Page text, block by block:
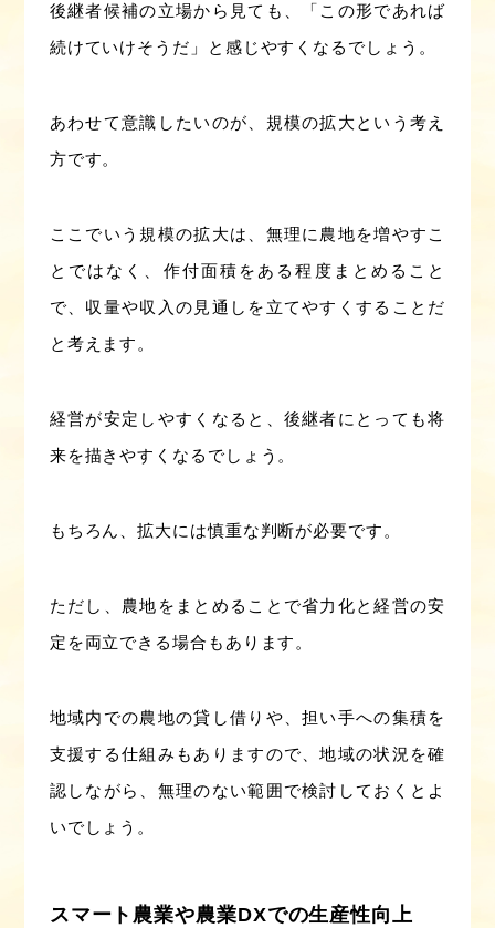
後継者候補の立場から見ても、「この形であれば
続けていけそうだ」と感じやすくなるでしょう。
あわせて意識したいのが、規模の拡大という考え
方です。
ここでいう規模の拡大は、無理に農地を増やすこ
とではなく、作付面積をある程度まとめること
で、収量や収入の見通しを立てやすくすることだ
と考えます。
経営が安定しやすくなると、後継者にとっても将
来を描きやすくなるでしょう。
もちろん、拡大には慎重な判断が必要です。
ただし、農地をまとめることで省力化と経営の安
定を両立できる場合もあります。
地域内での農地の貸し借りや、担い手への集積を
支援する仕組みもありますので、地域の状況を確
認しながら、無理のない範囲で検討しておくとよ
いでしょう。
スマート農業や農業DXでの生産性向上